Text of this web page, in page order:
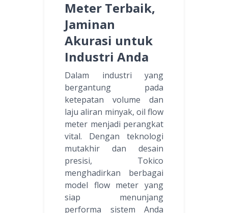
Meter Terbaik,
Jaminan
Akurasi untuk
Industri Anda
Dalam industri yang
bergantung pada
ketepatan volume dan
laju aliran minyak, oil flow
meter menjadi perangkat
vital. Dengan teknologi
mutakhir dan desain
presisi, Tokico
menghadirkan berbagai
model flow meter yang
siap menunjang
performa sistem Anda